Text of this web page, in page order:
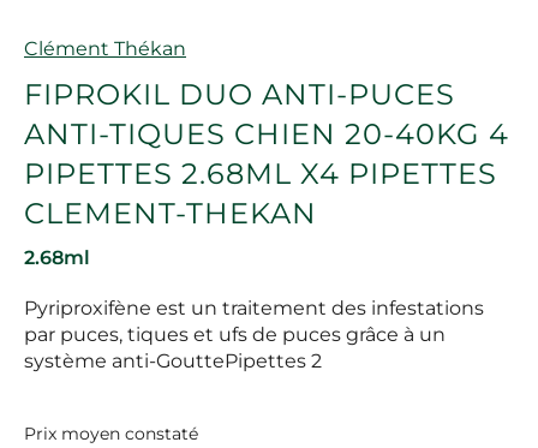
Marque
Clément Thékan
FIPROKIL DUO ANTI-PUCES
ANTI-TIQUES CHIEN 20-40KG 4
PIPETTES 2.68ML X4 PIPETTES
CLEMENT-THEKAN
2.68ml
Pyriproxifène est un traitement des infestations
par puces, tiques et ufs de puces grâce à un
système anti-GouttePipettes 2
Prix moyen constaté